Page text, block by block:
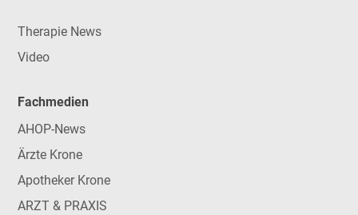
Therapie News
Video
Fachmedien
AHOP-News
Ärzte Krone
Apotheker Krone
ARZT & PRAXIS